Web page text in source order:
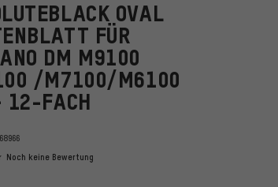
OVAL
FÜR
DM M9100
/M7100/M6100
12-FACH
68966
Noch keine Bewertung